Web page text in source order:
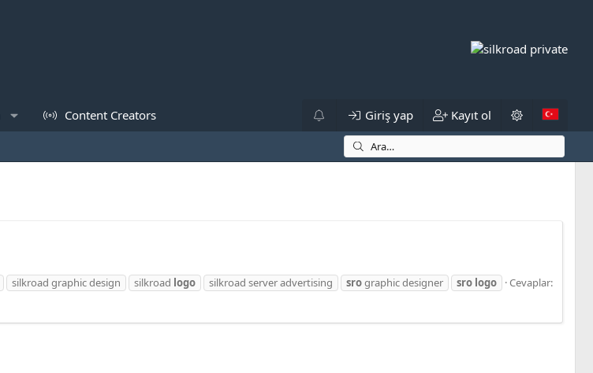
Content Creators Giriş yap Kayıt ol
silkroad graphic design silkroad logo silkroad server advertising srographic designer sro logo
Cevaplar: